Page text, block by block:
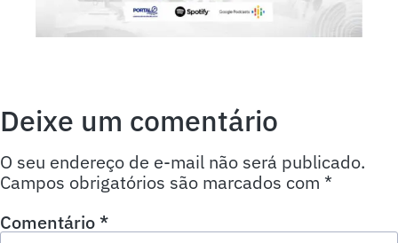
Deixe um comentário
O seu endereço de e-mail não será publicado.
Campos obrigatórios são marcados com *
Comentário*